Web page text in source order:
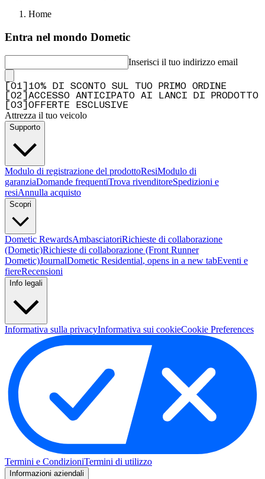
Home
Entra nel mondo Dometic
Inserisci il tuo indirizzo email
[01] 10% DI SCONTO SUL TUO PRIMO ORDINE
[02] ACCESSO ANTICIPATO AI LANCI DI PRODOTTO
[03] OFFERTE ESCLUSIVE
Attrezza il tuo veicolo
Supporto
Modulo di registrazione del prodottoResiModulo di
garanziaDomande frequentiTrova rivenditoreSpedizioni e
resiAnnulla acquisto
Scopri
Dometic RewardsAmbasciatoriRichieste di collaborazione
(Dometic)Richieste di collaborazione (Front Runner
Dometic)JournalDometic Residential, opens in a new tabEventi e
fiereRecensioni
Info legali
Informativa sulla privacyInformativa sui cookieCookie Preferences
Termini e CondizioniTermini di utilizzo
Informazioni aziendali